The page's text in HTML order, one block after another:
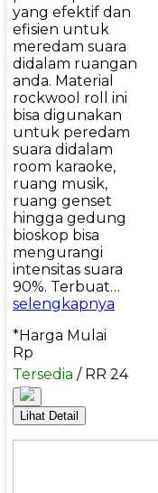
yang efektif dan
efisien untuk
meredam suara
didalam ruangan
anda. Material
rockwool roll ini
bisa digunakan
untuk peredam
suara didalam
room karaoke,
ruang musik,
ruang genset
hingga gedung
bioskop bisa
mengurangi
intensitas suara
90%. Terbuat…
selengkapnya
*Harga Mulai
Rp
Tersedia / RR 24
Lihat Detail